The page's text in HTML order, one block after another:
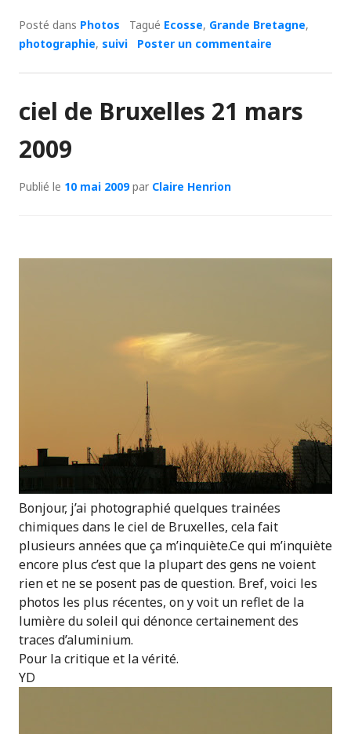
Posté dans Photos Tagué Ecosse, Grande Bretagne,
photographie, suivi Poster un commentaire
ciel de Bruxelles 21 mars
2009
Publié le 10 mai 2009par Claire Henrion
Bonjour, j’ai photographié quelques trainées
chimiques dans le ciel de Bruxelles, cela fait
plusieurs années que ça m’inquiète.Ce qui m’inquiète
encore plus c’est que la plupart des gens ne voient
rien et ne se posent pas de question. Bref, voici les
photos les plus récentes, on y voit un reflet de la
lumière du soleil qui dénonce certainement des
traces d’aluminium.
Pour la critique et la vérité.
YD